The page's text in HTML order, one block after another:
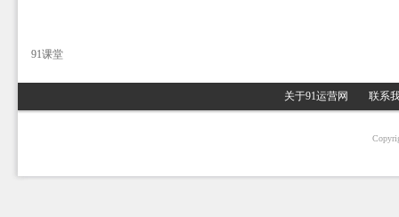
91课堂
关于91运营网 联系